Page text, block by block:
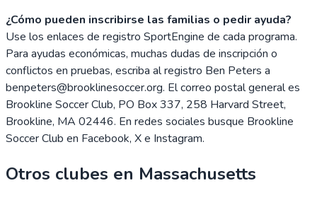
¿Cómo pueden inscribirse las familias o pedir ayuda?
Use los enlaces de registro SportEngine de cada programa.
Para ayudas económicas, muchas dudas de inscripción o
conflictos en pruebas, escriba al registro Ben Peters a
benpeters@brooklinesoccer.org. El correo postal general es
Brookline Soccer Club, PO Box 337, 258 Harvard Street,
Brookline, MA 02446. En redes sociales busque Brookline
Soccer Club en Facebook, X e Instagram.
Otros clubes en Massachusetts